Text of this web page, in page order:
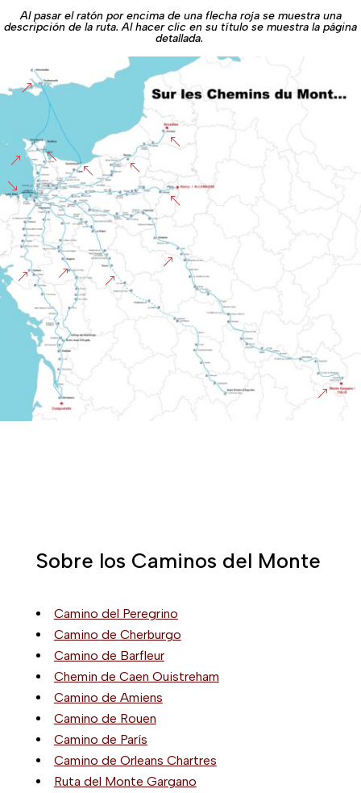
Al pasar el ratón por encima de una flecha roja se muestra una
descripción de la ruta. Al hacer clic en su título se muestra la página
detallada.
&
&
%
%
%
%
%
&
&
&
&
&
'
Sobre los Caminos del Monte
Camino del Peregrino
Camino de Cherburgo
Camino de Barfleur
Chemin de Caen Ouistreham
Camino de Amiens
Camino de Rouen
Camino de París
Camino de Orleans Chartres
Ruta del Monte Gargano